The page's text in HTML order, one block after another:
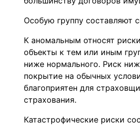
Особую группу составляют
К аномальным относят
объекты к тем или иным
ниже нормального. Риск
покрытие на обычных
благоприятен для
страхования.
Катастрофические риски